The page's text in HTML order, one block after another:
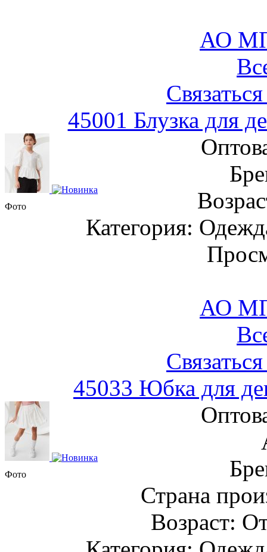
АО
45001 Блузка для
Фото
Категория:
АО
45033 Юбка для
Фото
Страна
Возраст: